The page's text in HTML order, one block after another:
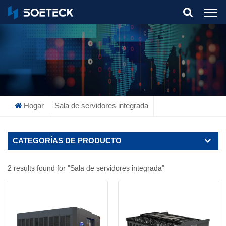
What Are You Looking For?
Hogar Sala de servidores integrada
CATEGORÍAS DE PRODUCTO
2 results found for "Sala de servidores integrada"